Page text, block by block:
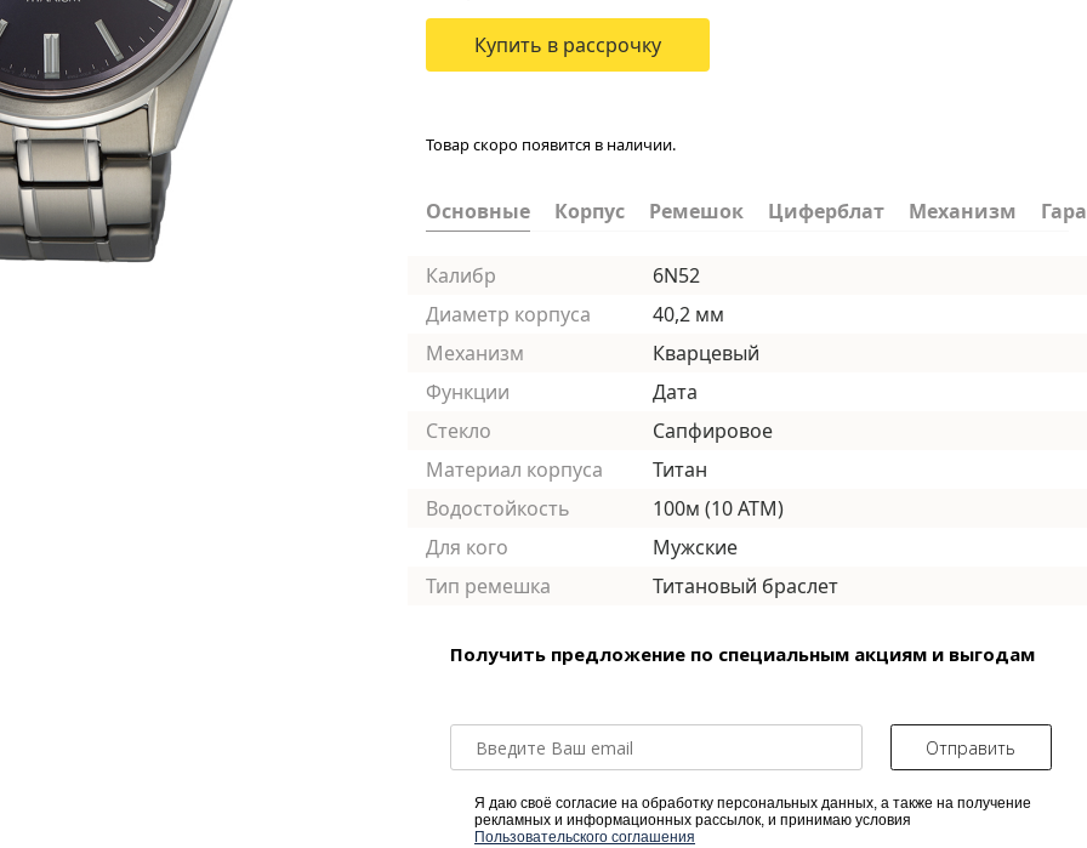
Купить в рассрочку
Товар скоро появится в наличии.
Основные Корпус Ремешок Циферблат Механизм
Калибр
6N52
Диаметр корпуса
40,2 мм
Механизм
Кварцевый
Функции
Дата
Стекло
Сапфировое
Материал корпуса
Титан
Водостойкость
100м (10 АТМ)
Для кого
Мужские
Тип ремешка
Титановый браслет
Получить предложение по специальным акциям и выгодам
Отправить
Я даю своё согласие на обработку персональных данных, а также на получение
рекламных и информационных рассылок, и принимаю условия
Пользовательского соглашения